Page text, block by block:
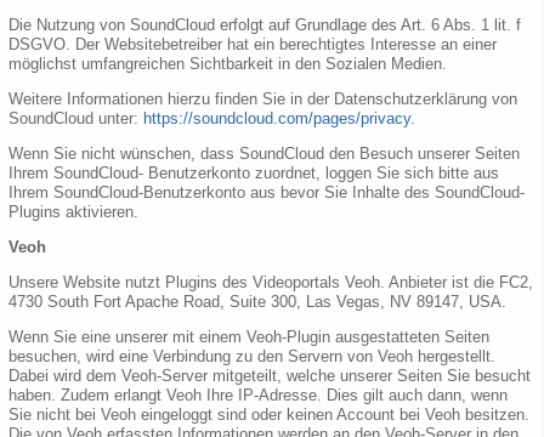
Die Nutzung von SoundCloud erfolgt auf Grundlage des Art. 6 Abs. 1 lit. f
DSGVO. Der Websitebetreiber hat ein berechtigtes Interesse an einer
möglichst umfangreichen Sichtbarkeit in den Sozialen Medien.
Weitere Informationen hierzu finden Sie in der Datenschutzerklärung von
SoundCloud unter: https://soundcloud.com/pages/privacy.
Wenn Sie nicht wünschen, dass SoundCloud den Besuch unserer Seiten
Ihrem SoundCloud- Benutzerkonto zuordnet, loggen Sie sich bitte aus
Ihrem SoundCloud-Benutzerkonto aus bevor Sie Inhalte des SoundCloud-
Plugins aktivieren.
Veoh
Unsere Website nutzt Plugins des Videoportals Veoh. Anbieter ist die FC2,
4730 South Fort Apache Road, Suite 300, Las Vegas, NV 89147, USA.
Wenn Sie eine unserer mit einem Veoh-Plugin ausgestatteten Seiten
besuchen, wird eine Verbindung zu den Servern von Veoh hergestellt.
Dabei wird dem Veoh-Server mitgeteilt, welche unserer Seiten Sie besucht
haben. Zudem erlangt Veoh Ihre IP-Adresse. Dies gilt auch dann, wenn
Sie nicht bei Veoh eingeloggt sind oder keinen Account bei Veoh besitzen.